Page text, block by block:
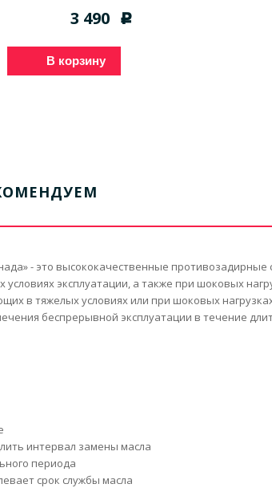
3 490 c
В корзину
- это высококачественные
эксплуатации, а также при шоковых
в тяжелых условиях или при шоковых
беспрерывной эксплуатации в течение
интервал замены масла
периода
срок службы масла